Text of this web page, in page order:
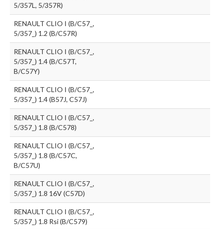
5/357L, 5/357R)
RENAULT CLIO I (B/C57_,
5/357_) 1.2 (B/C57R)
RENAULT CLIO I (B/C57_,
5/357_) 1.4 (B/C57T,
B/C57Y)
RENAULT CLIO I (B/C57_,
5/357_) 1.4 (B57J, C57J)
RENAULT CLIO I (B/C57_,
5/357_) 1.8 (B/C578)
RENAULT CLIO I (B/C57_,
5/357_) 1.8 (B/C57C,
B/C57U)
RENAULT CLIO I (B/C57_,
5/357_) 1.8 16V (C57D)
RENAULT CLIO I (B/C57_,
5/357_) 1.8 Rsi (B/C579)